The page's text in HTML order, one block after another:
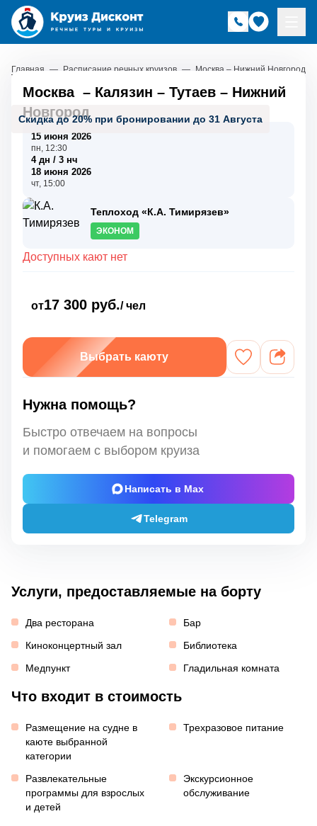
Главная — Расписание речных круизов — Москва – Нижний Новгород
Скидка до 20% при бронировании до 31 Августа
Москва – Калязин – Тутаев – Нижний
Новгород
15 июня 2026
пн, 12:30
4 дн / 3 нч
18 июня 2026
чт, 15:00
Теплоход «К.А. Тимирязев»
ЭКОНОМ
Доступных кают нет
от17 300 руб./ чел
Выбрать каюту
Нужна помощь?
Быстро отвечаем на вопросы
и помогаем с выбором круиза
Написать в Max
Telegram
Услуги, предоставляемые на борту
Два ресторана
Бар
Киноконцертный зал
Библиотека
Медпункт
Гладильная комната
Что входит в стоимость
Размещение на судне в
каюте выбранной
категории
Трехразовое питание
Развлекательные
программы для взрослых
и детей
Экскурсионное
обслуживание